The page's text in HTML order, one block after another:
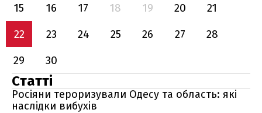
15
16 17 18 19 20
21
22
23 24 25 26 27
28
29
30
Статті
Росіяни тероризували Одесу та область: які
наслідки вибухів